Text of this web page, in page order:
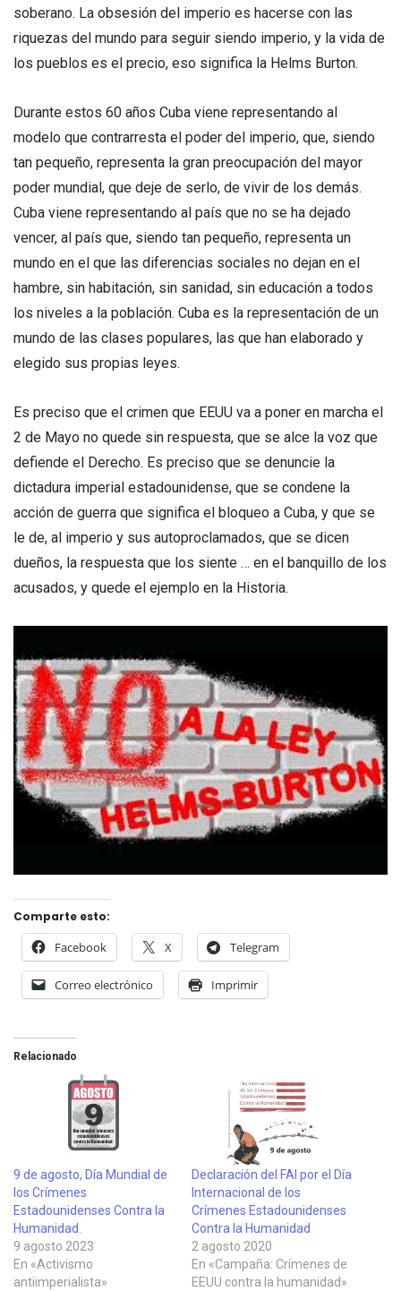
soberano. La obsesión del imperio es hacerse con las
riquezas del mundo para seguir siendo imperio, y la vida de
los pueblos es el precio, eso significa la Helms Burton.
Durante estos 60 años Cuba viene representando al
modelo que contrarresta el poder del imperio, que, siendo
tan pequeño, representa la gran preocupación del mayor
poder mundial, que deje de serlo, de vivir de los demás.
Cuba viene representando al país que no se ha dejado
vencer, al país que, siendo tan pequeño, representa un
mundo en el que las diferencias sociales no dejan en el
hambre, sin habitación, sin sanidad, sin educación a todos
los niveles a la población. Cuba es la representación de un
mundo de las clases populares, las que han elaborado y
elegido sus propias leyes.
Es preciso que el crimen que EEUU va a poner en marcha el
2 de Mayo no quede sin respuesta, que se alce la voz que
defiende el Derecho. Es preciso que se denuncie la
dictadura imperial estadounidense, que se condene la
acción de guerra que significa el bloqueo a Cuba, y que se
le de, al imperio y sus autoproclamados, que se dicen
dueños, la respuesta que los siente … en el banquillo de los
acusados, y quede el ejemplo en la Historia.
Comparte esto:
Facebook X Telegram
Correo electrónico Imprimir
Relacionado
9 de agosto, Día Mundial de
los Crímenes
Estadounidenses Contra la
Humanidad.
9 agosto 2023
En «Activismo
antiimperialista»
Declaración del FAI por el Día
Internacional de los
Crímenes Estadounidenses
Contra la Humanidad
2 agosto 2020
En «Campaña: Crímenes de
EEUU contra la humanidad»